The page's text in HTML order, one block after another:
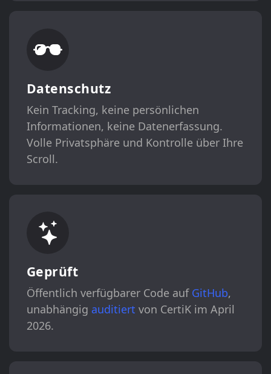
Datenschutz
Kein Tracking, keine persönlichen
Informationen, keine Datenerfassung.
Volle Privatsphäre und Kontrolle über Ihre
Scroll.
Geprüft
Öffentlich verfügbarer Code auf GitHub,
unabhängig auditiert von CertiK im April
2026.